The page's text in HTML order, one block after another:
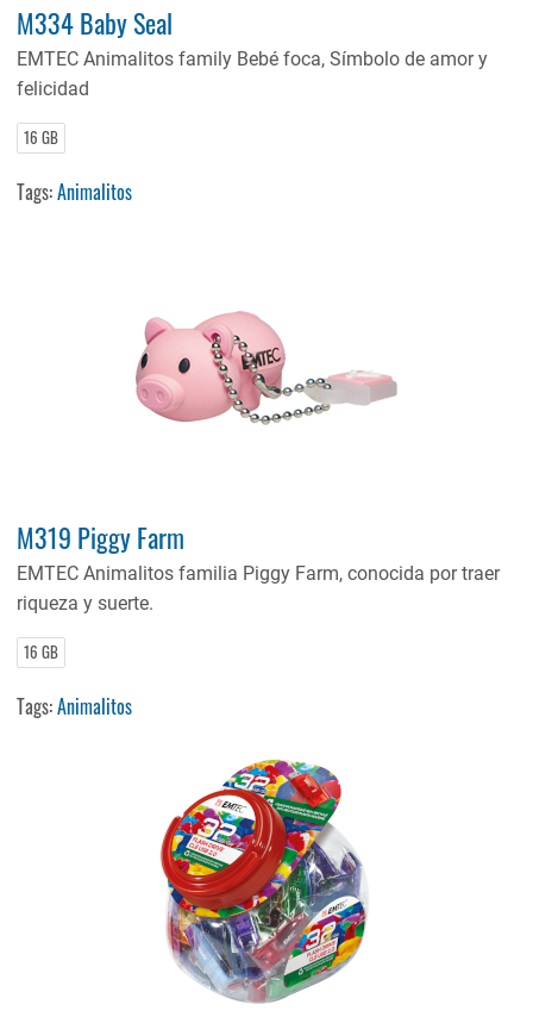
M334 Baby Seal
EMTEC Animalitos family Bebé foca, Símbolo de amor y
felicidad
16 GB
Tags:Animalitos
M319 Piggy Farm
EMTEC Animalitos familia Piggy Farm, conocida por traer
riqueza y suerte.
16 GB
Tags:Animalitos